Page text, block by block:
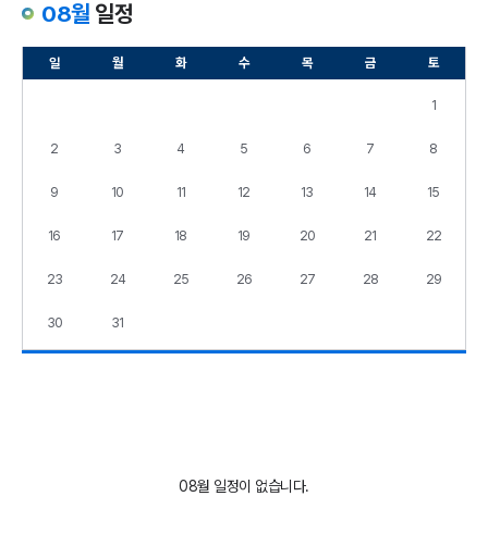
08월 일정
교
일 월 화 수 목 금 토
1
2 3 4 5 6 7 8
9 10 11 12 13 14 15
16 17 18 19 20 21 22
23 24 25 26 27 28 29
30 31
08월 일정이 없습니다.